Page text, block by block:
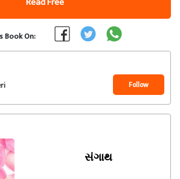
Book On:
Follow
સંગાથ